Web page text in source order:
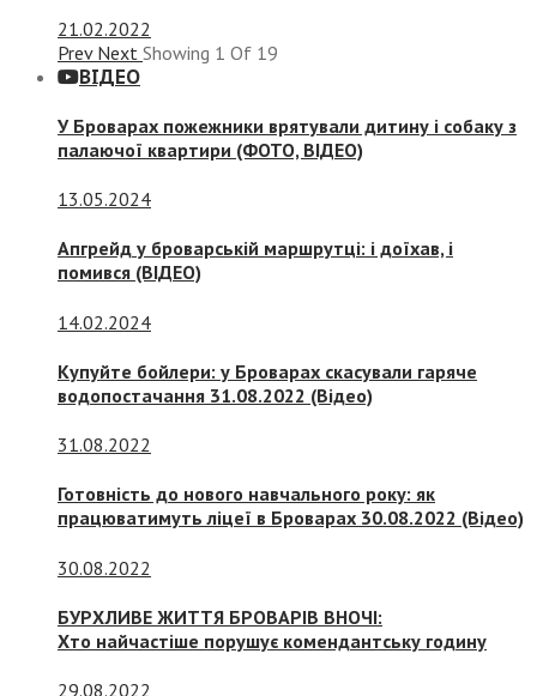
21.02.2022
Prev Next Showing 1 Of 19
ВІДЕО
У Броварах пожежники врятували дитину і собаку з
палаючої квартири (ФОТО, ВІДЕО)
13.05.2024
Апгрейд у броварській маршрутці: і доїхав, і
помився (ВІДЕО)
14.02.2024
Купуйте бойлери: у Броварах скасували гаряче
водопостачання 31.08.2022 (Відео)
31.08.2022
Готовність до нового навчального року: як
працюватимуть ліцеї в Броварах 30.08.2022 (Відео)
30.08.2022
БУРХЛИВЕ ЖИТТЯ БРОВАРІВ ВНОЧІ:
Хто найчастіше порушує комендантську годину
29.08.2022